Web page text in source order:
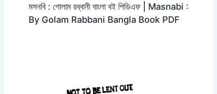
মসনবি : গোলাম রব্বানী বাংলা বই পিডিএফ | Masnabi :
By Golam Rabbani Bangla Book PDF